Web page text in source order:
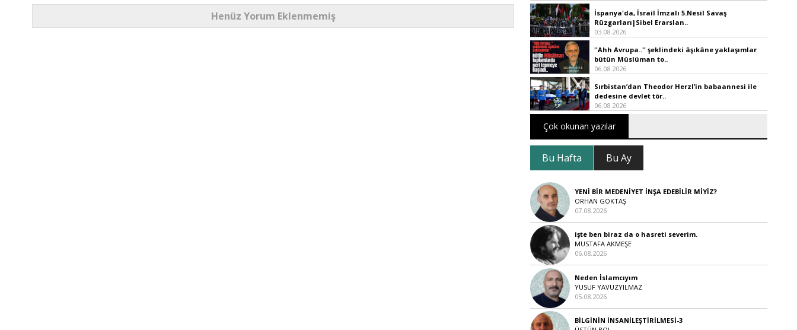
Henüz Yorum Eklenmemiş
İspanya'da, İsrail İmzalı 5.Nesil Savaş
Rüzgarları|Sibel Erarslan..
03.08.2026
''Ahh Avrupa..'' şeklindeki âşıkâne yaklaşımlar
bütün Müslüman to..
06.08.2026
Sırbistan’dan Theodor Herzl’in babaannesi ile
dedesine devlet tör..
06.08.2026
Çok okunan yazılar
Bu Hafta Bu Ay
YENİ BİR MEDENİYET İNŞA EDEBİLİR MİYİZ?
ORHAN GÖKTAŞ
07.08.2026
işte ben biraz da o hasreti severim.
MUSTAFA AKMEŞE
06.08.2026
Neden İslamcıyım
YUSUF YAVUZYILMAZ
05.08.2026
BİLGİNİN İNSANİLEŞTİRİLMESİ-3